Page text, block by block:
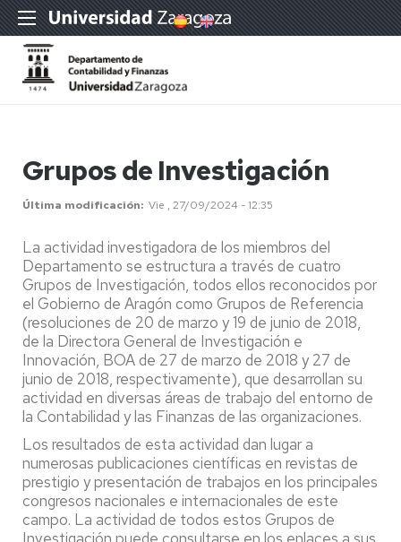
Grupos de Investigación
Última modificación Vie , 27/09/2024 - 12:35
La actividad investigadora de los miembros del
Departamento se estructura a través de cuatro
Grupos de Investigación, todos ellos reconocidos por
el Gobierno de Aragón como Grupos de Referencia
(resoluciones de 20 de marzo y 19 de junio de 2018,
de la Directora General de Investigación e
Innovación, BOA de 27 de marzo de 2018 y 27 de
junio de 2018, respectivamente), que desarrollan su
actividad en diversas áreas de trabajo del entorno de
la Contabilidad y las Finanzas de las organizaciones.
Los resultados de esta actividad dan lugar a
numerosas publicaciones científicas en revistas de
prestigio y presentación de trabajos en los principales
congresos nacionales e internacionales de este
campo. La actividad de todos estos Grupos de